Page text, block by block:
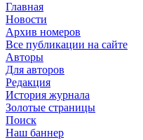
Главная
Новости
Архив номеров
Все публикации на сайте
Авторы
Для авторов
Редакция
История журнала
Золотые страницы
Поиск
Наш баннер